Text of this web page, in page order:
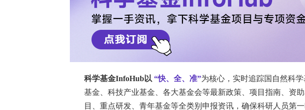
材料与方法
研究共设计了60道基于文本的选择题，涵盖牙龋、牙髓炎、
和牙根吸收六大本科牙髓病学主题。在连续四天的时间里，
计显著性标准为